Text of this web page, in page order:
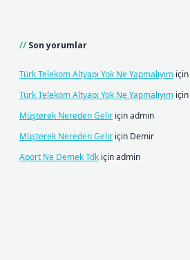
Son yorumlar
Türk Telekom Altyapı Yok Ne Yapmalıyım için
Türk Telekom Altyapı Yok Ne Yapmalıyım için
Müşterek Nereden Gelir içinadmin
Müşterek Nereden Gelir için Demir
Aport Ne Demek Tdk içinadmin